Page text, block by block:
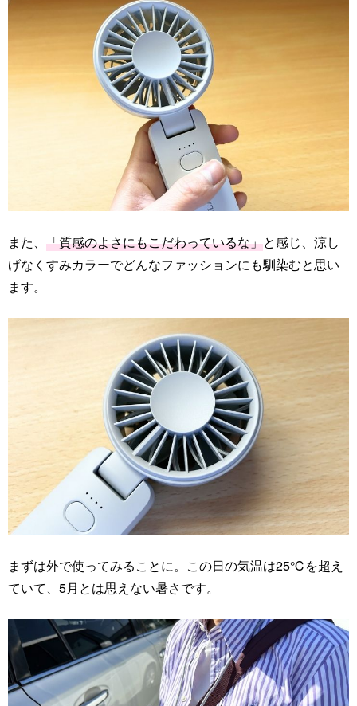
また、 「質感のよさにもこだわっているな」と感じ、涼し
げなくすみカラーでどんなファッションにも馴染むと思い
ます。
まずは外で使ってみることに。この日の気温は25℃を超え
ていて、5月とは思えない暑さです。